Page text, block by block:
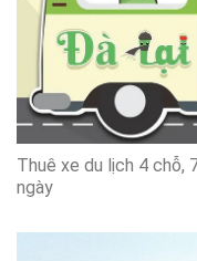
Thuê xe du lịch 4 chỗ,
ngày